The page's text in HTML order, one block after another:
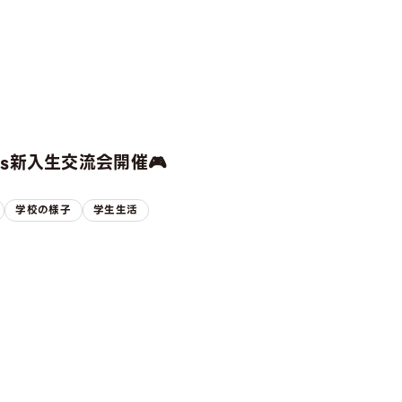
入生交流会開催🎮
学校の様子 学生生活